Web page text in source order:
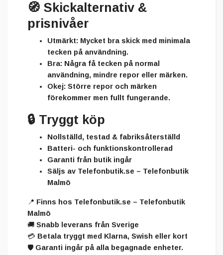
🧭 Skickalternativ &
prisnivåer
Utmärkt: Mycket bra skick med minimala
tecken på användning.
Bra: Några få tecken på normal
användning, mindre repor eller märken.
Okej: Större repor och märken
förekommer men fullt fungerande.
🔒 Tryggt köp
Nollställd, testad & fabriksåterställd
Batteri- och funktionskontrollerad
Garanti från butik ingår
Säljs av Telefonbutik.se – Telefonbutik
Malmö
📍 Finns hos Telefonbutik.se – Telefonbutik
Malmö
🚚 Snabb leverans från Sverige
💳 Betala tryggt med Klarna, Swish eller kort
🛡️ Garanti ingår på alla begagnade enheter.